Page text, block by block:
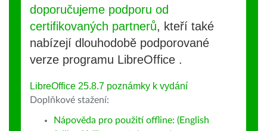
doporučujeme podporu od
certifikovaných partnerů, kteří také
nabízejí dlouhodobě podporované
verze programu LibreOffice .
LibreOffice 25.8.7 poznámky k vydání
Doplňkové stažení:
Nápověda pro použití offline: (English